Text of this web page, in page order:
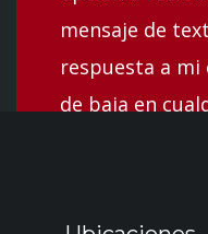
mensaje de
respuesta a mi
de baja en